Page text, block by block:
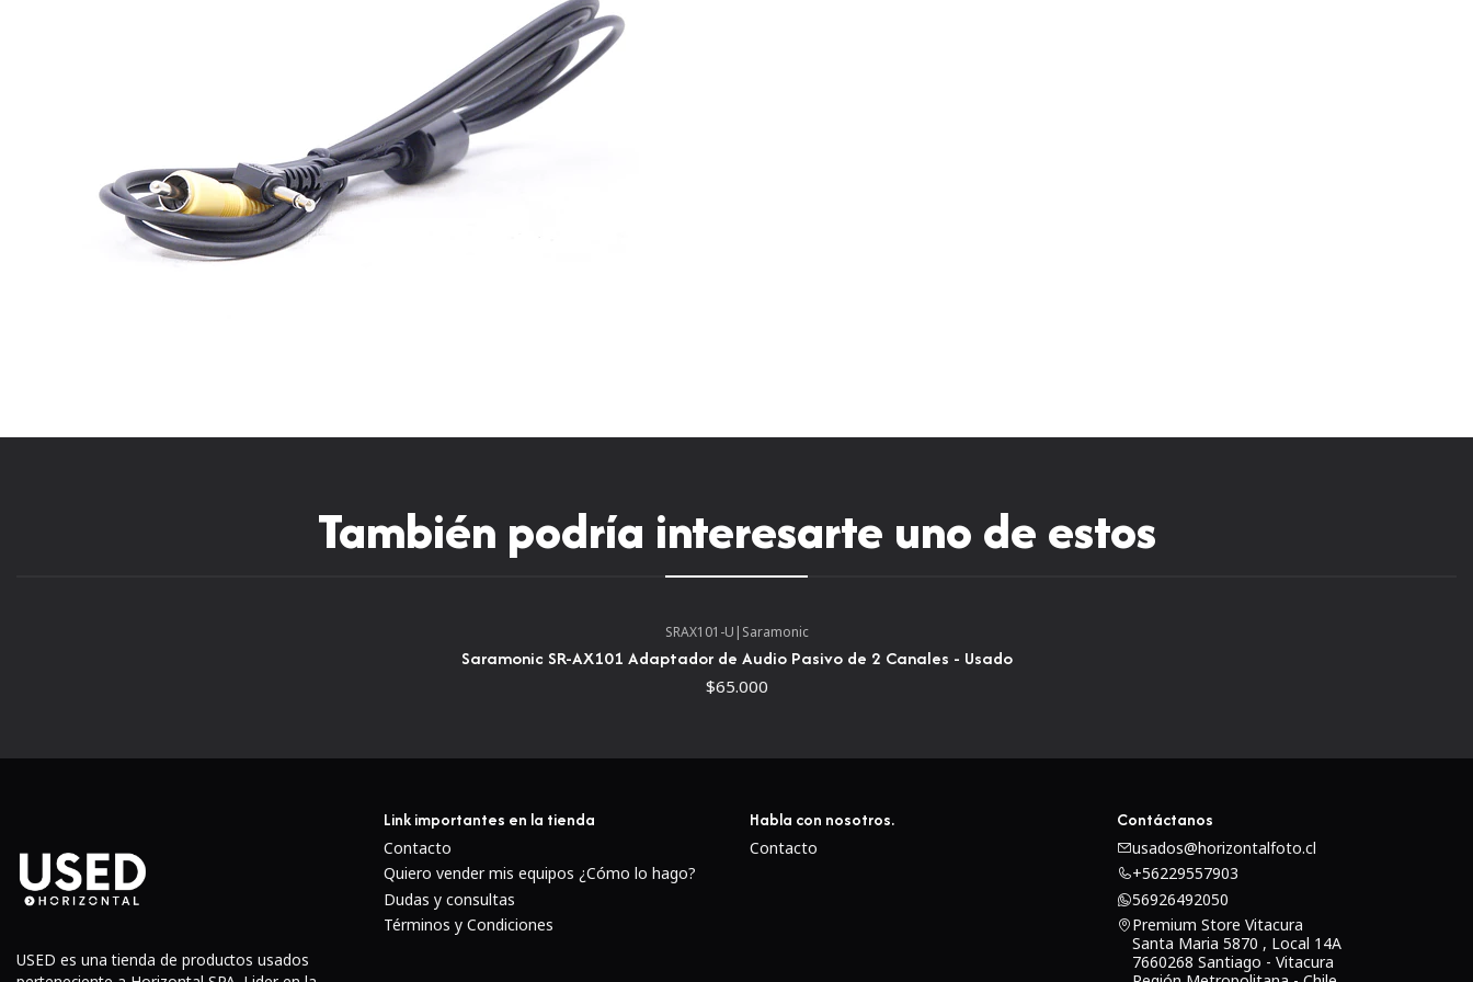
También podría interesarte uno de estos
SRAX101-U | Saramonic
Saramonic SR-AX101 Adaptador de Audio Pasivo de 2 Canales - Usado
$65.000
USED es una tienda de productos usados
Link importantes en la tienda
Contacto
Quiero vender mis equipos ¿Cómo lo hago?
Dudas y consultas
Términos y Condiciones
Habla con nosotros.
Contacto
Contáctanos
usados@horizontalfoto.cl
+56229557903
56926492050
Premium Store Vitacura
Santa Maria 5870 , Local 14A
7660268 Santiago - Vitacura